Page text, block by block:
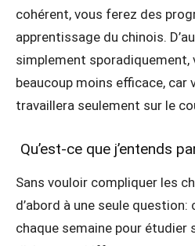
cohérent, vous ferez des
apprentissage du chinois.
simplement sporadiquement,
beaucoup moins efficace, car
travaillera seulement sur le
Qu’est-ce que j’entends
Sans vouloir compliquer les
d’abord à une seule
chaque semaine pour étudier